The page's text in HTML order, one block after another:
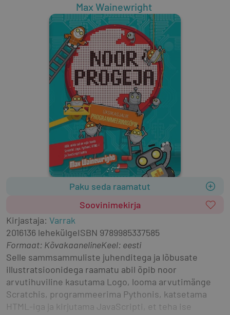
Max Wainewright
Paku seda raamatut
Soovinimekirja
Kirjastaja: Varrak
2016136 lehekülgeISBN 9789985337585
Formaat: KõvakaanelineKeel: eesti
Selle sammsammuliste juhenditega ja lõbusate
illustratsioonidega raamatu abil õpib noor
arvutihuviline kasutama Logo, looma arvutimänge
Scratchis, programmeerima Pythonis, katsetama
HTML-iga ja kirjutama JavaScripti, et teha ise